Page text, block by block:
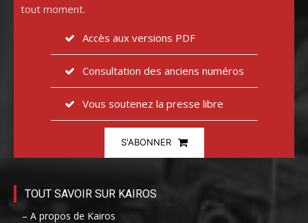
tout moment.
Accès aux versions PDF
Consultation des anciens numéros
Vous soutenez la presse libre
S'ABONNER
TOUT SAVOIR SUR KAIROS
– A propos de Kairos